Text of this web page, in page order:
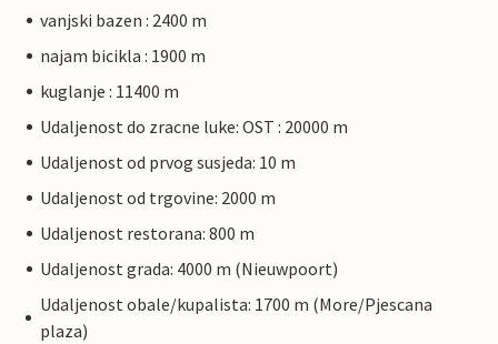
vanjski bazen : 2400 m
najam bicikla : 1900 m
kuglanje : 11400 m
Udaljenost do zracne luke: OST : 20000 m
Udaljenost od prvog susjeda: 10 m
Udaljenost od trgovine: 2000 m
Udaljenost restorana: 800 m
Udaljenost grada: 4000 m (Nieuwpoort)
Udaljenost obale/kupalista: 1700 m (More/Pjescana
plaza)